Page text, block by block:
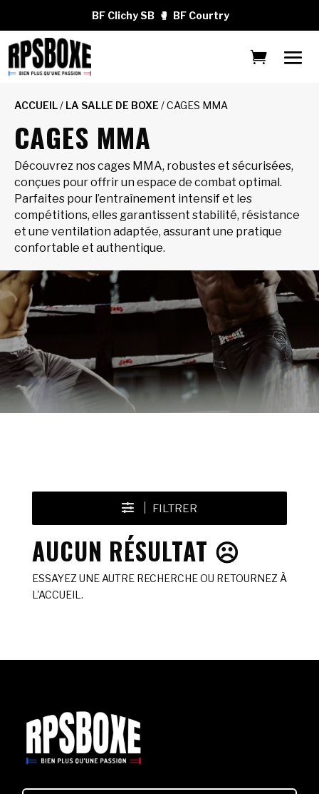
BF Clichy SB 🥊 BF Courtry
ACCUEIL/ LA SALLE DE BOXE / CAGES MMA
CAGES MMA
Découvrez nos cages MMA, robustes et sécurisées,
conçues pour offrir un espace de combat optimal.
Parfaites pour l’entraînement intensif et les
compétitions, elles garantissent stabilité, résistance
et une ventilation adaptée, assurant une pratique
confortable et authentique.
FILTRER
AUCUN RÉSULTAT ☹️
ESSAYEZ UNE AUTRE RECHERCHE OU RETOURNEZ À
L'ACCUEIL.